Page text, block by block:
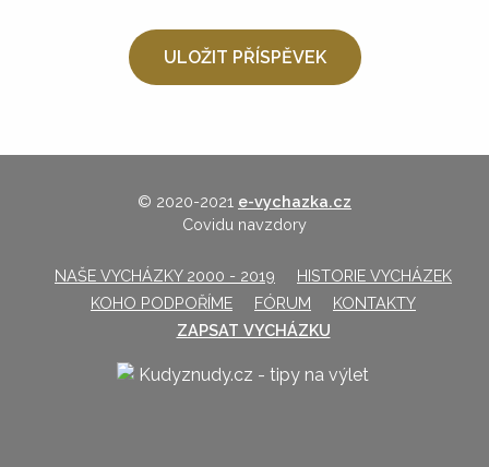
© 2020-2021 e-vychazka.cz
Covidu navzdory
NAŠE VYCHÁZKY 2000 - 2019
HISTORIE VYCHÁZEK
KOHO PODPOŘÍME
FÓRUM
KONTAKTY
ZAPSAT VYCHÁZKU